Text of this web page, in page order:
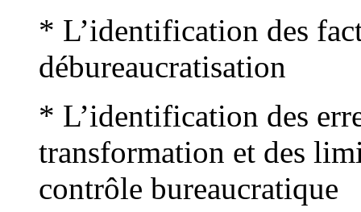
* L’identification des
débureaucratisation
* L’identification des
transformation et des
contrôle bureaucratique